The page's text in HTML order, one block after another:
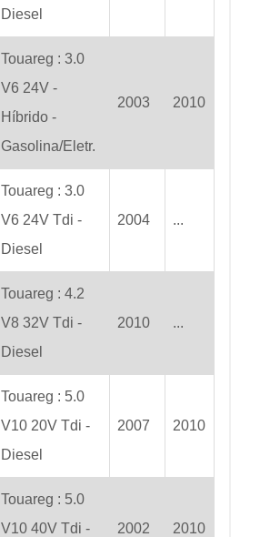
Diesel
Touareg : 3.0
V6 24V -
Híbrido -
Gasolina/Eletr.
2003 2010
Touareg : 3.0
V6 24V Tdi -
Diesel
2004 ...
Touareg : 4.2
V8 32V Tdi -
Diesel
2010 ...
Touareg : 5.0
V10 20V Tdi -
Diesel
2007 2010
Touareg : 5.0
V10 40V Tdi -
2002 2010